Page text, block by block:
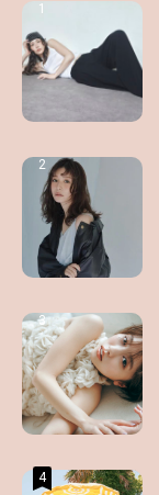
1
2
3
4
1
2
3
4
1
2
3
4